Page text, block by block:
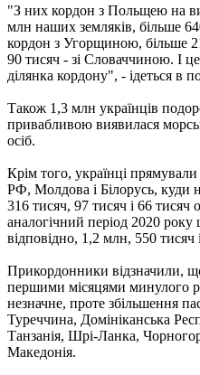
"З них кордон з Польщею на
млн наших земляків, більше
кордон з Угорщиною, більше
90 тисяч - зі Словаччиною. І
ділянка кордону", - ідеться в
Також 1,3 млн українців
привабливою виявилася
осіб.
Крім того, українці
РФ, Молдова і Білорусь, куди
316 тисяч, 97 тисяч і 66 тисяч
аналогічний період 2020
відповідно, 1,2 млн, 550
Прикордонники відзначили,
першими місяцями минулого
незначне, проте збільшення
Туреччина, Домініканська
Танзанія, Шрі-Ланка,
Македонія.